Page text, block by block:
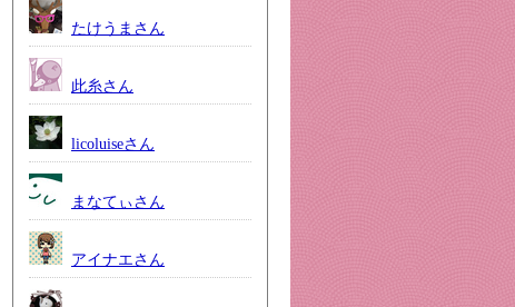
たけうまさん
此糸さん
licoluiseさん
まなてぃさん
アイナエさん